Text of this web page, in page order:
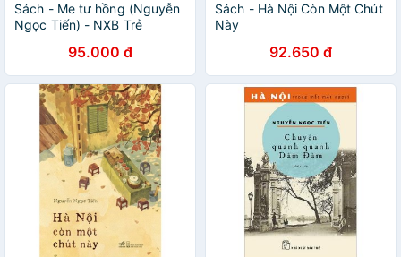
Sách - Me tư hồng (Nguyễn
Ngọc Tiến) - NXB Trẻ
95.000 đ
Sách - Hà Nội Còn Một Chút
Này
92.650 đ